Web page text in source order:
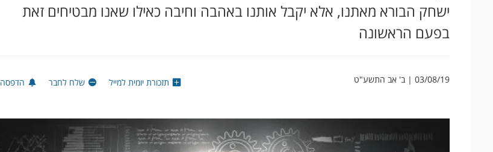
ישחק הבורא מאתנו, אלא יקבל אותנו באהבה וחיבה כאילו שאנו מבטיחים זאת
בפעם הראשונה
03/08/19 | ב' אב התשע"ט תזכורת יומית למייל שלח לחבר הדפסה